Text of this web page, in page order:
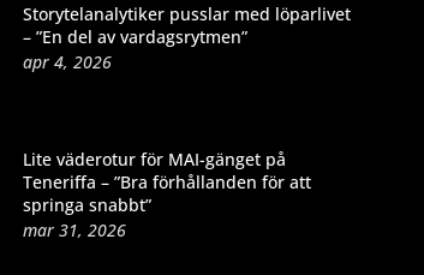
Storytelanalytiker pusslar med löparlivet
– ”En del av vardagsrytmen”
apr 4, 2026
Lite väderotur för MAI-gänget på
Teneriffa – ”Bra förhållanden för att
springa snabbt”
mar 31, 2026